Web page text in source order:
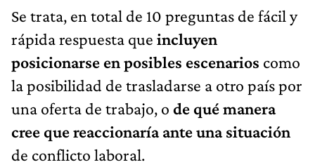
Se trata, en total de 10 preguntas de fácil y
rápida respuesta que incluyen
posicionarse en posibles escenarios como
la posibilidad de trasladarse a otro país por
una oferta de trabajo, o de qué manera
cree que reaccionaría ante una situación
de conflicto laboral.